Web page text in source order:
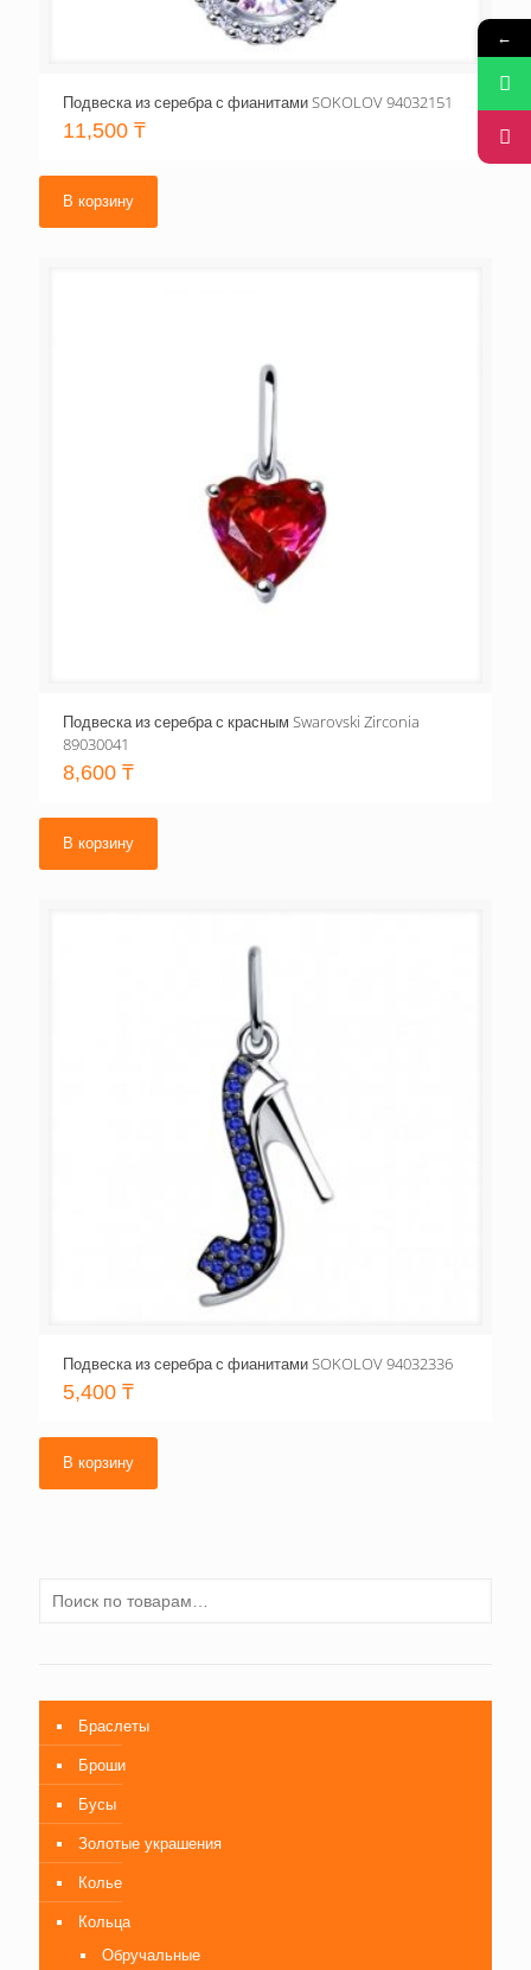
Подвеска из серебра с фианитами SOKOLOV 94032151
11,500 ₸
В корзину
Подвеска из серебра с красным Swarovski Zirconia
89030041
8,600 ₸
В корзину
Подвеска из серебра с фианитами SOKOLOV 94032336
5,400 ₸
В корзину
Браслеты
Броши
Бусы
Золотые украшения
Колье
Кольца
Обручальные
←